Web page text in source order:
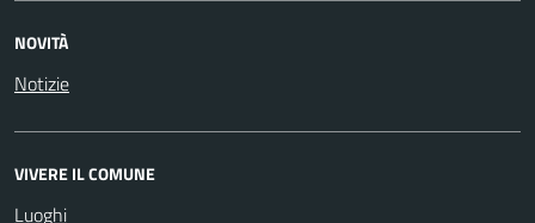
NOVITÀ
Notizie
VIVERE IL COMUNE
Luoghi